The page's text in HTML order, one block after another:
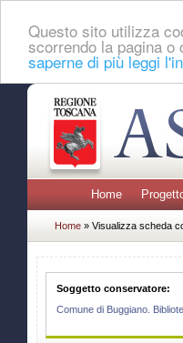
Questo sito utilizza
scorrendo la pagina
saperne di più leggi
Home
Home » Visualizza scheda
Soggetto conservatore:
Comune di Buggiano.